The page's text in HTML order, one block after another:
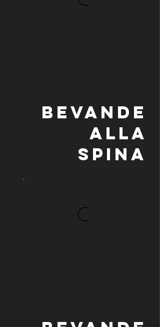
BEVANDE
ALLA
SPINA